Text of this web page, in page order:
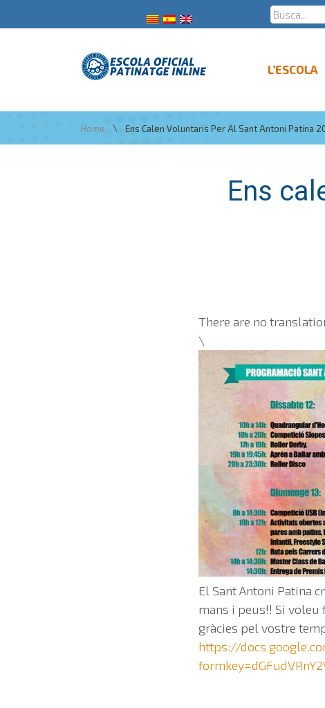
L’ESCOLA
Home \ Ens Calen Voluntaris Per Al Sant Antoni Patina
Ens
There are no
\
El Sant Antoni Patina
mans i peus!! Si
gràcies pel vostre
https://